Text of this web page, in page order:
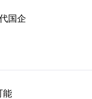
国企
能